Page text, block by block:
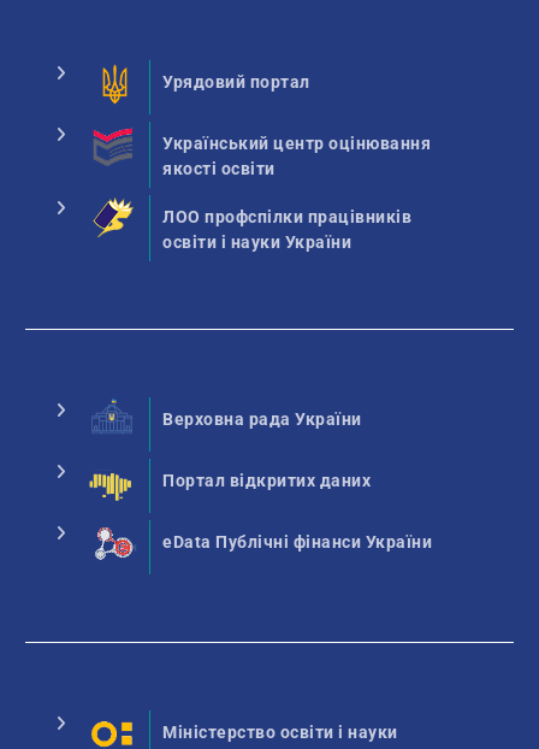
Урядовий портал
Український центр оцінювання
якості освіти
ЛОО профспілки працівників
освіти і науки України
Верховна рада України
Портал відкритих даних
eData Публічні фінанси України
Міністерство освіти і науки